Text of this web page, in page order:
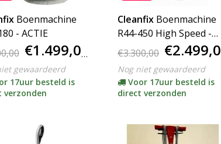
Boenmachine
R44-180 - ACTIE
€1.499,00
gewaardeerd
17uur besteld is
verzonden
Cleanfix Boenmachine
R44-450 High Speed -
ACTIE
€3.300,00 €2.499,00
Nog niet gewaardeerd
Voor 17uur besteld is
direct verzonden